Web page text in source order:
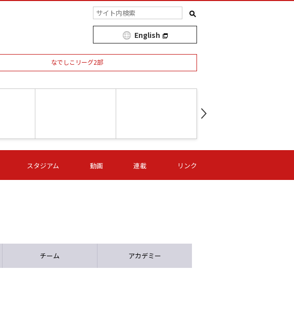
English
なでしこリーグ2部
第16節 09/06 (日) 15:00
-
第16節 09/06 (日) 15:00
- -
スタジアム 動画 連載 リンク
チーム アカデミー